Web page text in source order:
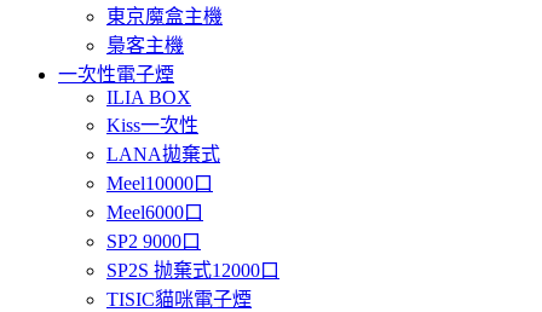
東京魔盒主機
梟客主機
一次性電子煙
ILIA BOX
Kiss一次性
LANA拋棄式
Meel10000口
Meel6000口
SP2 9000口
SP2S 抛棄式12000口
TISIC貓咪電子煙